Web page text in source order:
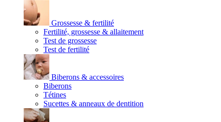
Grossesse & fertilité
Fertilité, grossesse & allaitement
Test de grossesse
Test de fertilité
Biberons & accessoires
Biberons
Tétines
Sucettes & anneaux de dentition